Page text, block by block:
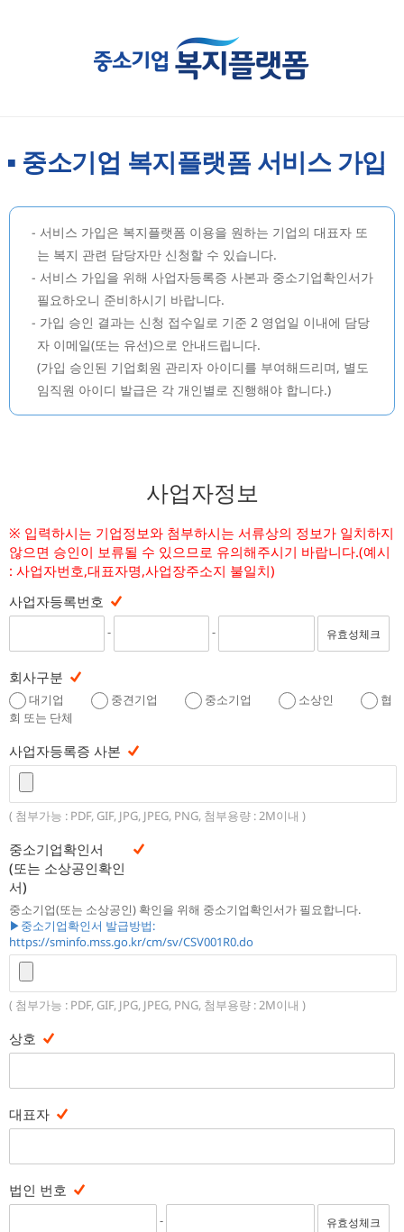
■ 중소기업 복지플랫폼 서비스 가입
- 서비스 가입은 복지플랫폼 이용을 원하는 기업의 대표자 또
는 복지 관련 담당자만 신청할 수 있습니다.
- 서비스 가입을 위해 사업자등록증 사본과 중소기업확인서가
필요하오니 준비하시기 바랍니다.
- 가입 승인 결과는 신청 접수일로 기준 2 영업일 이내에 담당
자 이메일(또는 유선)으로 안내드립니다.
(가입 승인된 기업회원 관리자 아이디를 부여해드리며, 별도
임직원 아이디 발급은 각 개인별로 진행해야 합니다.)
사업자정보
※ 입력하시는 기업정보와 첨부하시는 서류상의 정보가 일치하지
않으면 승인이 보류될 수 있으므로 유의해주시기 바랍니다.(예시
: 사업자번호,대표자명,사업장주소지 불일치)
사업자등록번호
- - 유효성체크
회사구분
대기업 중견기업 중소기업 소상인
협
회 또는 단체
사업자등록증 사본
( 첨부가능 : PDF, GIF, JPG, JPEG, PNG, 첨부용량 : 2M이내 )
중소기업확인서
(또는 소상공인확인
서)
중소기업(또는 소상공인) 확인을 위해 중소기업확인서가 필요합니다.
▶중소기업확인서 발급방법:
https://sminfo.mss.go.kr/cm/sv/CSV001R0.do
( 첨부가능 : PDF, GIF, JPG, JPEG, PNG, 첨부용량 : 2M이내 )
상호
대표자
법인 번호
- 유효성체크